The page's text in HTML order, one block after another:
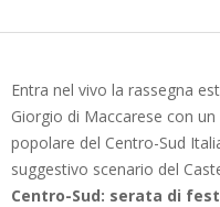
Entra nel vivo la rassegna
Giorgio di Maccarese con
popolare del Centro-Sud
suggestivo scenario del
Centro-Sud: serata di